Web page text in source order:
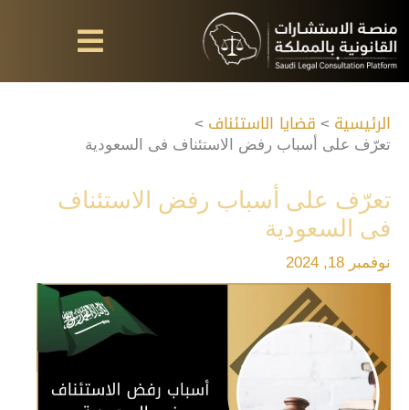
إلى
المحتوى
الرئيسية قضايا الاستئناف
تعرّف على أسباب رفض الاستئناف فى السعودية
تعرّف على أسباب رفض الاستئناف
فى السعودية
نوفمبر 18, 2024